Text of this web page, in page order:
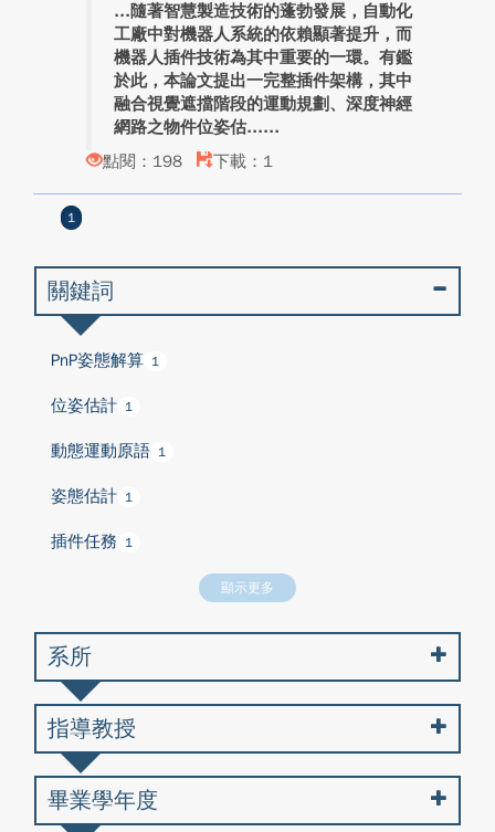
隨著智慧製造技術的蓬勃發展，自動化
工廠中對機器人系統的依賴顯著提升，而
機器人插件技術為其中重要的一環。有鑑
於此，本論文提出一完整插件架構，其中
融合視覺遮擋階段的運動規劃、深度神經
網路之物件位姿估...
點閱：198
下載：1
1
關鍵詞
PnP姿態解算 1
位姿估計 1
動態運動原語 1
姿態估計 1
插件任務 1
顯示更多
系所
指導教授
畢業學年度